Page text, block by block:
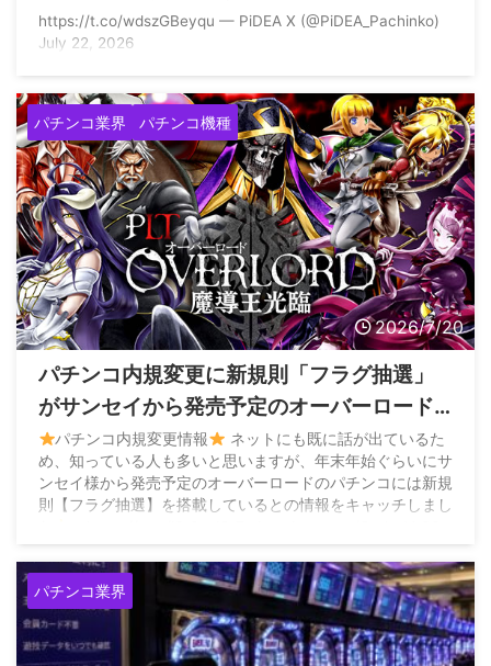
論する模様
https://t.co/wdszGBeyqu — PiDEA X (@PiDEA_Pachinko)
July 22, 2026
パチンコ業界 パチンコ機種
2026/7/20
パチンコ内規変更に新規則「フラグ抽選」
がサンセイから発売予定のオーバーロード
から搭載される模様
パチンコ内規変更情報
ネットにも既に話が出ているた
め、知っている人も多いと思いますが、年末年始ぐらいにサ
ンセイ様から発売予定のオーバーロードのパチンコには新規
則【フラグ抽選】を搭載しているとの情報をキャッチしまし
July 18, 2026
パチンコ業界